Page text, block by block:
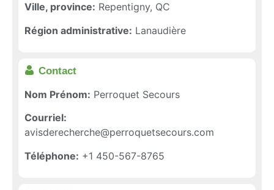
Ville, province: Repentigny, QC
Région administrative: Lanaudière
Contact
Nom Prénom: Perroquet Secours
Courriel:
avisderecherche@perroquetsecours.com
Téléphone: +1 450-567-8765